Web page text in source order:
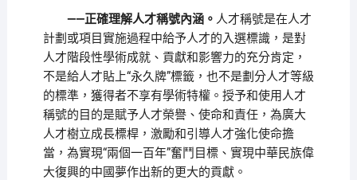
——正確理解人才稱號內涵。 人才稱號是在人才
計劃或項目實施過程中給予人才的入選標識，是對
人才階段性學術成就、貢獻和影響力的充分肯定，
不是給人才貼上“永久牌”標籤，也不是劃分人才等級
的標準，獲得者不享有學術特權。授予和使用人才
稱號的目的是賦予人才榮譽、使命和責任，為廣大
人才樹立成長標桿，激勵和引導人才強化使命擔
當，為實現“兩個一百年”奮鬥目標、實現中華民族偉
大復興的中國夢作出新的更大的貢獻。